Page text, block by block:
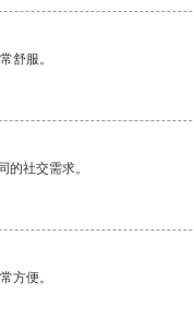
舒服。
社交需求。
方便。